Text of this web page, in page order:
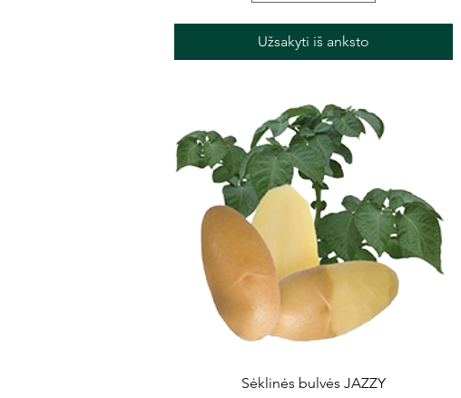
Užsakyti iš anksto
Greita peržiūra
Sėklinės bulvės JAZZY